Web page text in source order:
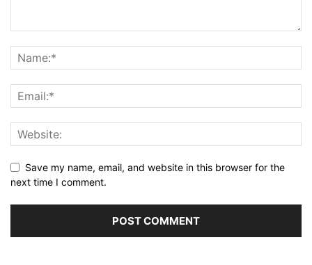
Save my name, email, and website in this browser for the
next time I comment.